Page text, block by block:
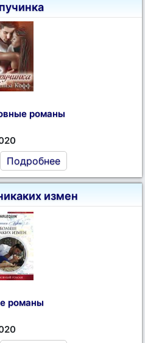
романы
Подробнее
измен
романы